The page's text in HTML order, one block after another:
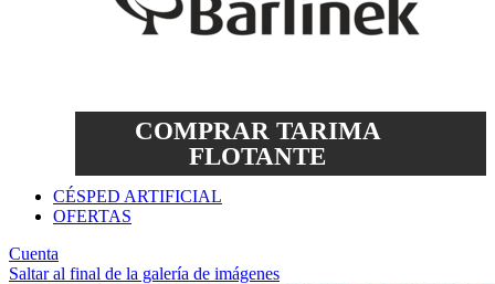
COMPRAR TARIMA
FLOTANTE
CÉSPED ARTIFICIAL
OFERTAS
Cuenta
Saltar al final de la galería de imágenes